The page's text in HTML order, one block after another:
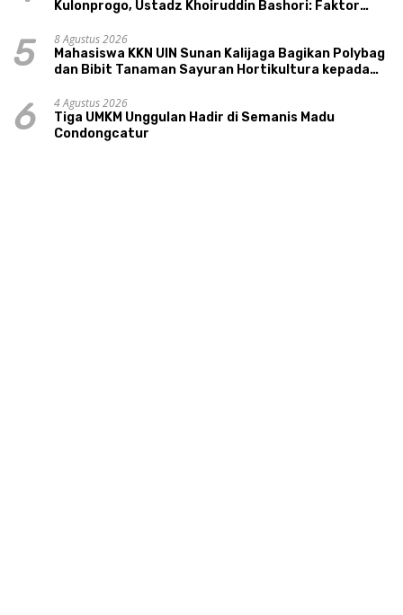
Kulonprogo, Ustadz Khoiruddin Bashori: Faktor
5
8 Agustus 2026
Mahasiswa KKN UIN Sunan Kalijaga Bagikan Polybag
dan Bibit Tanaman Sayuran Hortikultura kepada
6
4 Agustus 2026
Tiga UMKM Unggulan Hadir di Semanis Madu
Condongcatur